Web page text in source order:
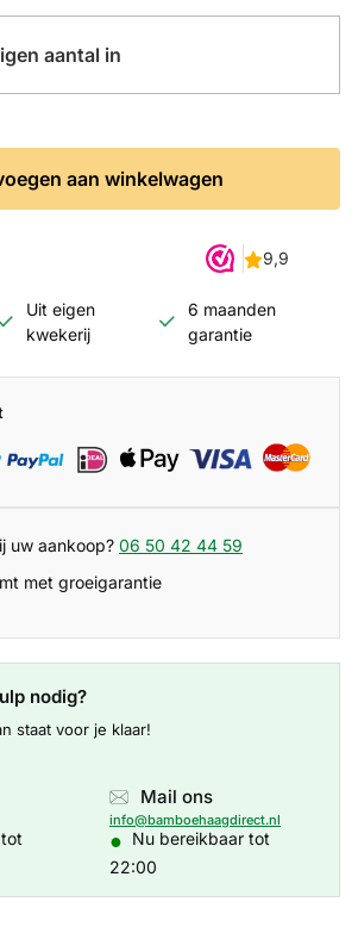
aantal in
aan winkelwagen
Uit eigen
kwekerij
6 maanden
garantie
uw aankoop? 06 50 42 44 59
met groeigarantie
nodig?
staat voor je klaar!
Mail ons
info@bamboehaagdirect.nl
● Nu bereikbaar tot
22:00